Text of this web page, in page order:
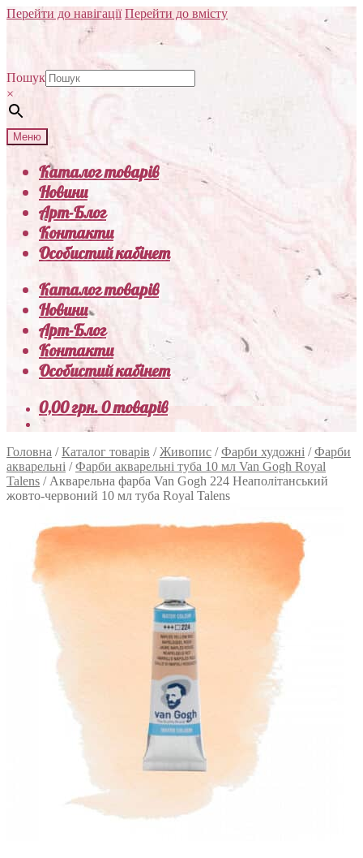
Перейти до навігації Перейти до вмісту
Пошук
×
Меню
Каталог товарів
Новини
Арт-Блог
Контакти
Особистий кабінет
Каталог товарів
Новини
Арт-Блог
Контакти
Особистий кабінет
0,00грн.0 товарів
Головна /Каталог товарів /Живопис /Фарби художні /Фарби
акварельні /Фарби акварельні туба 10 мл Van Gogh Royal
Talens / Акварельна фарба Van Gogh 224 Неаполітанський
жовто-червоний 10 мл туба Royal Talens